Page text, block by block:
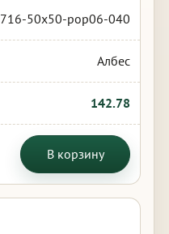
716-50x50-pop06-040
Албес
142.78
В корзину